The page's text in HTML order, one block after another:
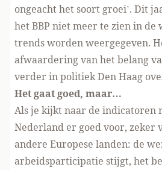
ongeacht het soort groei’. Dit
het BBP niet meer te zien in
trends worden weergegeven.
afwaardering van het belang
verder in politiek Den Haag
Het gaat goed, maar…
Als je kijkt naar de indicatoren
Nederland er goed voor, zeker
andere Europese landen: de
arbeidsparticipatie stijgt, het